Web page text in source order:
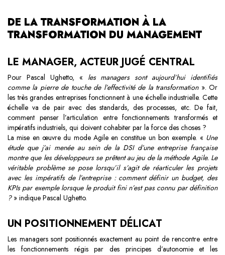
DE LA TRANSFORMATION À LA
TRANSFORMATION DU MANAGEMENT
LE MANAGER, ACTEUR JUGÉ CENTRAL
Pour Pascal Ughetto, « les managers sont aujourd’hui identifiés
comme la pierre de touche de l’effectivité de la transformation». Or
les très grandes entreprises fonctionnent à une échelle industrielle. Cette
échelle va de pair avec des standards, des processes, etc. De fait,
comment penser l’articulation entre fonctionnements transformés et
impératifs industriels, qui doivent cohabiter par la force des choses ?
La mise en œuvre du mode Agile en constitue un bon exemple. « Une
étude que j’ai menée au sein de la DSI d’une entreprise française
montre que les développeurs se prêtent au jeu de la méthode Agile. Le
véritable problème se pose lorsqu’il s’agit de réarticuler les projets
avec les impératifs de l’entreprise : comment définir un budget, des
KPIs par exemple lorsque le produit fini n’est pas connu par définition
?» indique Pascal Ughetto.
UN POSITIONNEMENT DÉLICAT
Les managers sont positionnés exactement au point de rencontre entre
les fonctionnements régis par des principes d’autonomie et les